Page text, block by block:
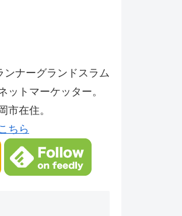
ンナーグランドスラム
ットマーケッター。
市在住。
ちら